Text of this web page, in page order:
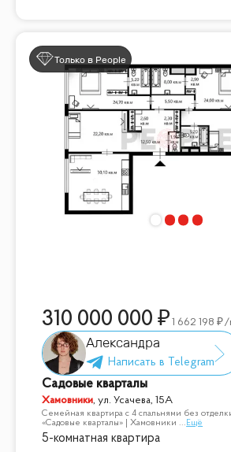
Только в People
310 000 000 1 662 198 /
Александра
Садовые кварталы
Хамовники,ул. Усачева, 15А
Семейная квартира с 4 спальнями без
«Садовые кварталы» | Хамовники ... Ещё
5-комнатная квартира